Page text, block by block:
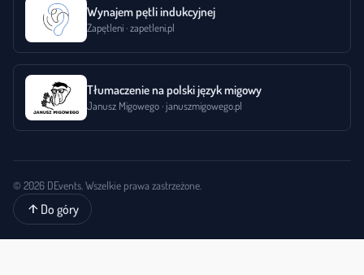
Wynajem pętli indukcyjnej
Zapętleni · zapetleni.pl
Tłumaczenie na polski język migowy
Janusz Migowego · januszmigowego.pl
© 2026 DEvents. Wszelkie prawa zastrzeżone.
arrow_upward Do góry